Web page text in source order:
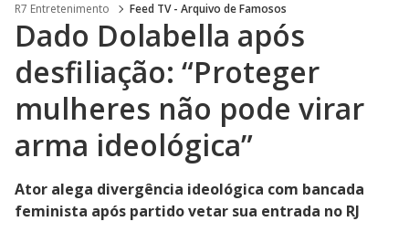
R7 Entretenimento Feed TV - Arquivo de Famosos
Dado Dolabella após
desfiliação: “Proteger
mulheres não pode virar
arma ideológica”
Ator alega divergência ideológica com bancada
feminista após partido vetar sua entrada no RJ